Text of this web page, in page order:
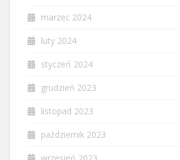
marzec 2024
luty 2024
styczeń 2024
grudzień 2023
listopad 2023
październik 2023
wrzesień 2023